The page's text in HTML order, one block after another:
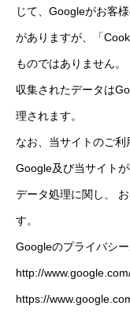
じて、Googleがお客
がありますが、「
ものではありません。
収集されたデータは
理されます。
なお、当サイトのご
Google及び当サイトが
データ処理に関し、
す。
Googleのプライバシ
http://
https://